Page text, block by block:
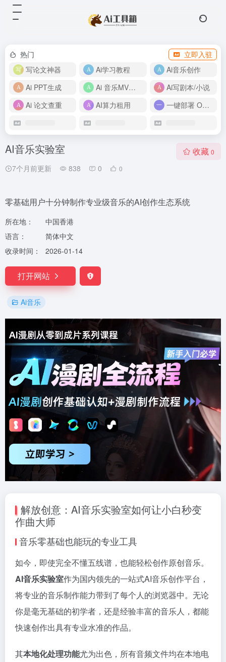
热门
立即入驻
写论文神器
Ai学习教程
Ai音乐创作
Ai PPT生成
Ai 音乐MV制作
Ai写剧本/小说
Ai 论文查重
AI算力租用 一键部署 OpenClaw
AI音乐实验室
7个月前更新 838 0 0
收藏 0
零基础用户十分钟制作专业级音乐的AI创作生态系统
所在地：
中国香港
语言：
简体中文
收录时间：
2026-01-14
打开网站
Ai音乐
解放创意：AI音乐实验室如何让小白秒变
作曲大师
音乐零基础也能玩的专业工具
如今，即使完全不懂五线谱，也能轻松创作原创音乐。
AI音乐实验室作为国内领先的一站式AI音乐创作平台，
将专业的音乐制作能力带到了每个人的浏览器中。无论
你是毫无基础的初学者，还是经验丰富的音乐人，都能
快速创作出具有专业水准的作品。
其本地化处理功能尤为出色，所有音频文件均在本地电